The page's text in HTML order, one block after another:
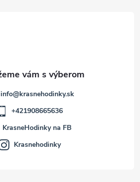
info@krasnehodinky.sk
+421908665636
KrasneHodinky na FB
Krasnehodinky